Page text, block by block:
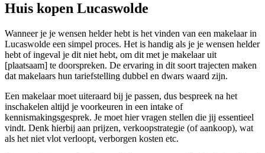
Huis kopen Lucaswolde
Wanneer je je wensen helder hebt is het vinden van een makelaar in
Lucaswolde een simpel proces. Het is handig als je je wensen helder
hebt of ingeval je dit niet hebt, om dit met je makelaar uit
[plaatsaam] te doorspreken. De ervaring in dit soort trajecten maken
dat makelaars hun tariefstelling dubbel en dwars waard zijn.
Een makelaar moet uiteraard bij je passen, dus bespreek na het
inschakelen altijd je voorkeuren in een intake of
kennismakingsgesprek. Je moet hier vragen stellen die jij essentieel
vindt. Denk hierbij aan prijzen, verkoopstrategie (of aankoop), wat
als het niet vlot verloopt, verborgen kosten etc.